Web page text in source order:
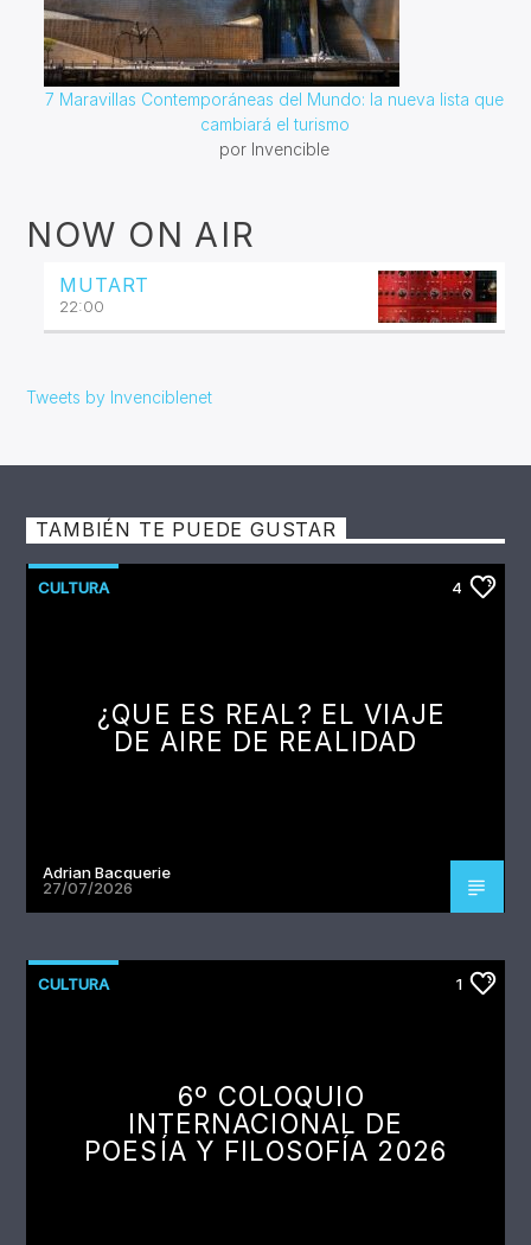
7 Maravillas Contemporáneas del Mundo: la nueva lista que
cambiará el turismo
por Invencible
NOW ON AIR
MUTART
22:00
Tweets by Invenciblenet
TAMBIÉN TE PUEDE GUSTAR
CULTURA 4
¿QUE ES REAL? EL VIAJE
DE AIRE DE REALIDAD
Adrian Bacquerie
27/07/2026
CULTURA 1
6º COLOQUIO
INTERNACIONAL DE
POESÍA Y FILOSOFÍA 2026